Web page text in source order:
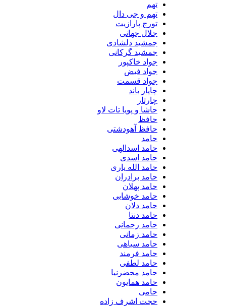
تهم و جی دال
تورج پارازیت
جلال جهانی
جمشید دلشادی
جمشید گرکانی
جواد خاکپور
جواد فیض
جواد قسمت
چاپار باند
چارتار
حاشا و پویا تات لاو
حافظ
حافظ آهودشتی
حامد
حامد اسدالهی
حامد اسدی
حامد الله یاری
حامد برادران
حامد پهلان
حامد خوشابی
حامد دلان
حامد دنتا
حامد رحمانی
حامد زمانی
حامد سیاهی
حامد فرمند
حامد لطفی
حامد محضرنیا
حامد همایون
حامی
حجت اشرف زاده